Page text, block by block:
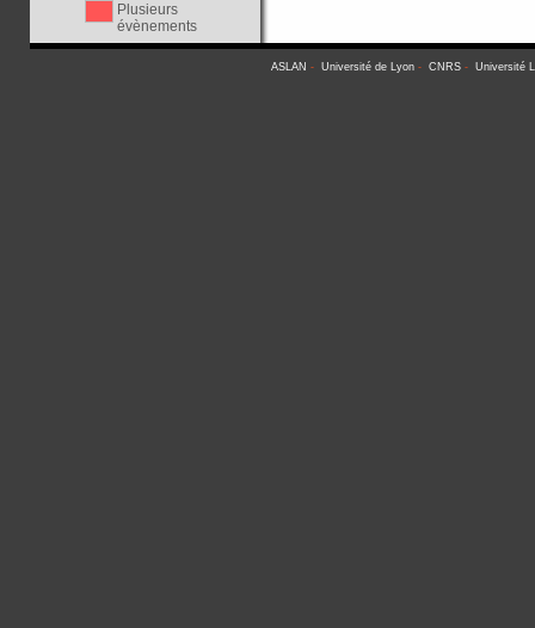
Plusieurs
évènements
ASLAN - Université de Lyon- CNRS- Université